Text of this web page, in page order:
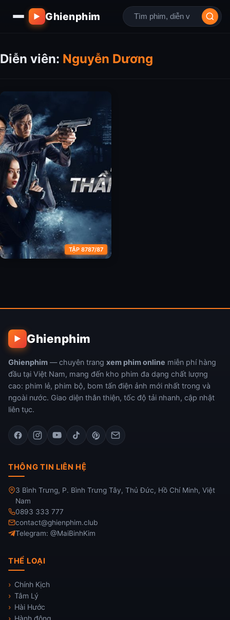
▶ Ghienphim
Diễn viên: Nguyễn Dương
TẬP 8787/87
▶ Ghienphim
Ghienphim — chuyên trang xem phim online miễn phí hàng
đầu tại Việt Nam, mang đến kho phim đa dạng chất lượng
cao: phim lẻ, phim bộ, bom tấn điện ảnh mới nhất trong và
ngoài nước. Giao diện thân thiện, tốc độ tải nhanh, cập nhật
liên tục.
THÔNG TIN LIÊN HỆ
3 Bình Trưng, P. Bình Trưng Tây, Thủ Đức, Hồ Chí Minh, Việt
Nam
0893 333 777
contact@ghienphim.club
Telegram: @MaiBinhKim
THỂ LOẠI
Chính Kịch
Tâm Lý
Hài Hước
Hành động